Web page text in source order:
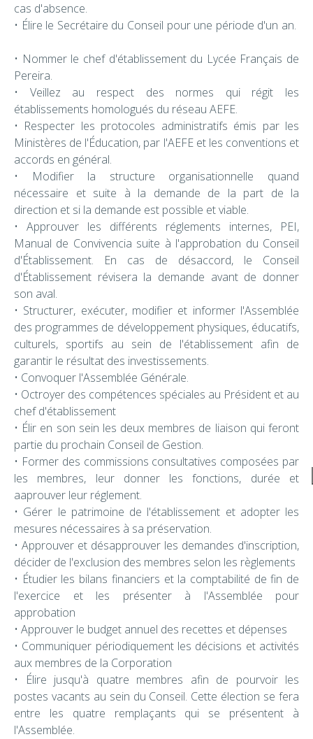
cas d'absence.
• Élire le Secrétaire du Conseil pour une période d'un an.
• Nommer le chef d'établissement du Lycée Français de
Pereira.
• Veillez au respect des normes qui régit les
établissements homologués du réseau AEFE.
• Respecter les protocoles administratifs émis par les
Ministères de l'Éducation, par l'AEFE et les conventions et
accords en général.
• Modifier la structure organisationnelle quand
nécessaire et suite à la demande de la part de la
direction et si la demande est possible et viable.
• Approuver les différents réglements internes, PEI,
Manual de Convivencia suite à l'approbation du Conseil
d'Établissement. En cas de désaccord, le Conseil
d'Établissement révisera la demande avant de donner
son aval.
• Structurer, exécuter, modifier et informer l'Assemblée
des programmes de développement physiques, éducatifs,
culturels, sportifs au sein de l'établissement afin de
garantir le résultat des investissements.
• Convoquer l'Assemblée Générale.
• Octroyer des compétences spéciales au Président et au
chef d'établissement
• Élir en son sein les deux membres de liaison qui feront
partie du prochain Conseil de Gestion.
• Former des commissions consultatives composées par
les membres, leur donner les fonctions, durée et
aaprouver leur réglement.
• Gérer le patrimoine de l'établissement et adopter les
mesures nécessaires à sa préservation.
• Approuver et désapprouver les demandes d'inscription,
décider de l'exclusion des membres selon les règlements
• Étudier les bilans financiers et la comptabilité de fin de
l'exercice et les présenter à l'Assemblée pour
approbation
• Approuver le budget annuel des recettes et dépenses
• Communiquer périodiquement les décisions et activités
aux membres de la Corporation
• Élire jusqu'à quatre membres afin de pourvoir les
postes vacants au sein du Conseil. Cette élection se fera
entre les quatre remplaçants qui se présentent à
l'Assemblée.